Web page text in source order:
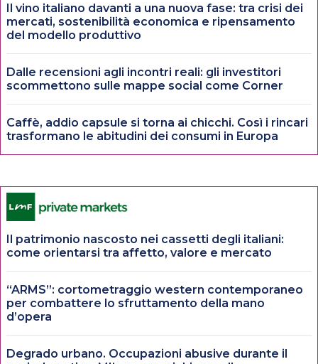
Il vino italiano davanti a una nuova fase: tra crisi dei
mercati, sostenibilità economica e ripensamento
del modello produttivo
Dalle recensioni agli incontri reali: gli investitori
scommettono sulle mappe social come Corner
Caffè, addio capsule si torna ai chicchi. Così i rincari
trasformano le abitudini dei consumi in Europa
Il patrimonio nascosto nei cassetti degli italiani:
come orientarsi tra affetto, valore e mercato
“ARMS”: cortometraggio western contemporaneo
per combattere lo sfruttamento della mano
d’opera
Degrado urbano. Occupazioni abusive durante il